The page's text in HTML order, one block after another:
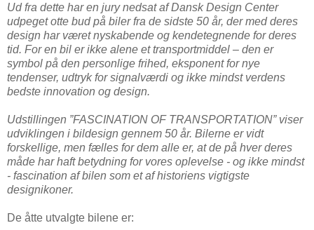
Ud fra dette har en jury nedsat af Dansk Design Center
udpeget otte bud på biler fra de sidste 50 år, der med deres
design har været nyskabende og kendetegnende for deres
tid. For en bil er ikke alene et transportmiddel – den er
symbol på den personlige frihed, eksponent for nye
tendenser, udtryk for signalværdi og ikke mindst verdens
bedste innovation og design.
Udstillingen ”FASCINATION OF TRANSPORTATION” viser
udviklingen i bildesign gennem 50 år. Bilerne er vidt
forskellige, men fælles for dem alle er, at de på hver deres
måde har haft betydning for vores oplevelse - og ikke mindst
- fascination af bilen som et af historiens vigtigste
designikoner.
De åtte utvalgte bilene er: